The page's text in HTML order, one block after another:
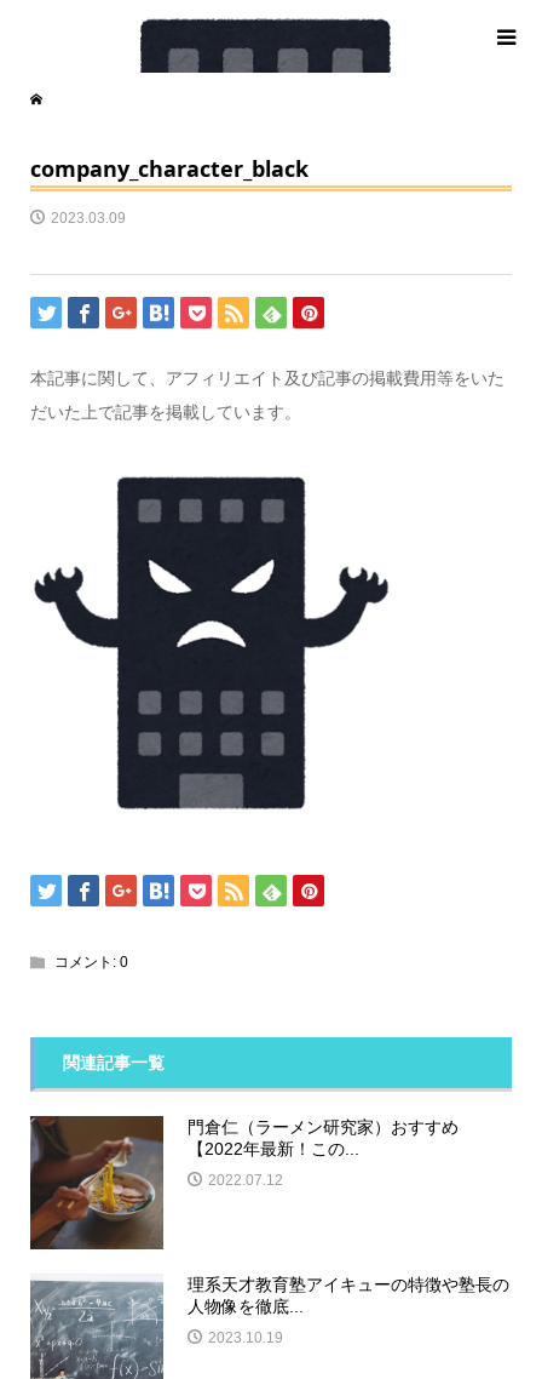
company_character_black
2023.03.09
本記事に関して、アフィリエイト及び記事の掲載費用等をいた
だいた上で記事を掲載しています。
コメント: 0
関連記事一覧
門倉仁（ラーメン研究家）おすすめ
【2022年最新！この...
2022.07.12
理系天才教育塾アイキューの特徴や塾長の
人物像を徹底...
2023.10.19